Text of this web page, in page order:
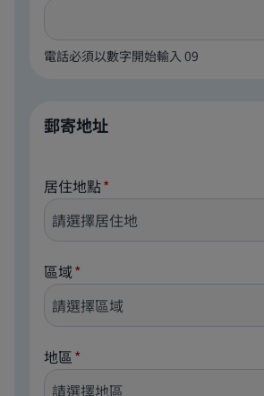
電話必須以數字開始輸入 09
郵寄地址
居住地點
區域
地區